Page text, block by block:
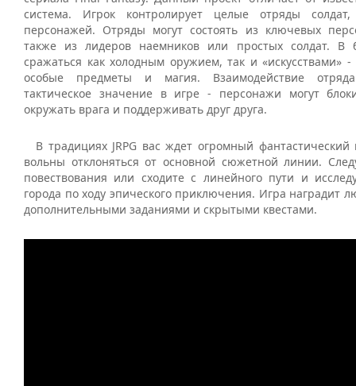
система. Игрок контролирует целые отряды
персонажей. Отряды могут состоять из ключевых
также из лидеров наемников или простых солдат. В
сражаться как холодным оружием, так и «искусствами» -
особые предметы и магия. Взаимодействие
тактическое значение в игре - персонажи могут
окружать врага и поддерживать друг друга.
В традициях JRPG вас ждет огромный
вольны отклоняться от основной сюжетной линии.
повествования или сходите с линейного пути и
города по ходу эпического приключения. Игра наградит
дополнительными заданиями и скрытыми квестами.